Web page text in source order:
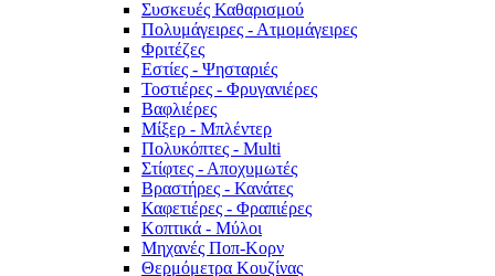
Συσκευές Καθαρισμού
Πολυμάγειρες - Ατμομάγειρες
Φριτέζες
Εστίες - Ψησταριές
Τοστιέρες - Φρυγανιέρες
Βαφλιέρες
Μίξερ - Μπλέντερ
Πολυκόπτες - Multi
Στίφτες - Αποχυμωτές
Βραστήρες - Κανάτες
Καφετιέρες - Φραπιέρες
Κοπτικά - Μύλοι
Μηχανές Ποπ-Κορν
Θερμόμετρα Κουζίνας